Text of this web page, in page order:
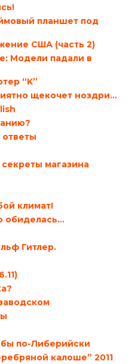
планшет под
США (часть 2)
Модели падали в
“K”
щекочет ноздри…
магазина
климат!
обиделась…
Гитлер.
по-Либерийски
калоше” 2011